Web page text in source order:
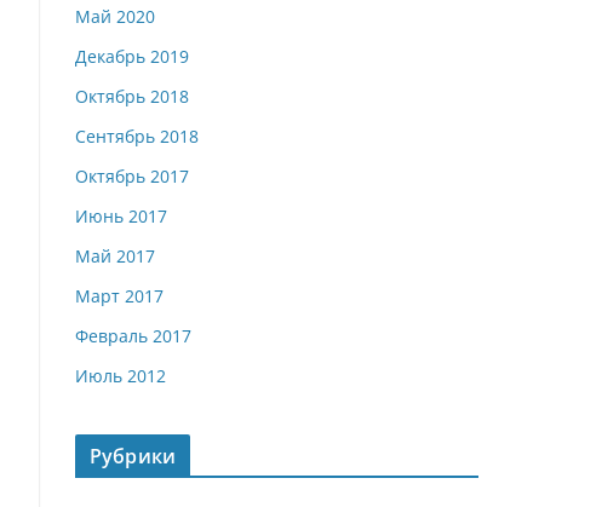
Май 2020
Декабрь 2019
Октябрь 2018
Сентябрь 2018
Октябрь 2017
Июнь 2017
Май 2017
Март 2017
Февраль 2017
Июль 2012
Рубрики